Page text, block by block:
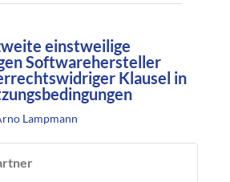
einstweilige
Softwarehersteller
Klausel in
Lampmann